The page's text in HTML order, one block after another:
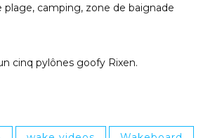
camping, zone de baignade
cinq pylônes goofy Rixen.